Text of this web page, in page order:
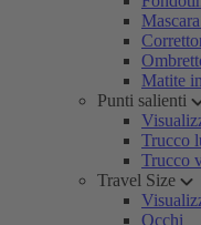
Matite
Punti salienti
Trucco
Trucco
Travel Size
Occhi